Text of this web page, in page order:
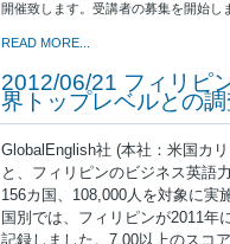
開催致します。受講者の募集を開始し
READ MORE...
2012/06/21 フィリピ
界トップレベルとの
GlobalEnglish社 (本社：米国カ
と、フィリピンのビジネス英語
156カ国、108,000人を対象に実
国別では、フィリピンが2011年
記録しました。7.00以上のスコ